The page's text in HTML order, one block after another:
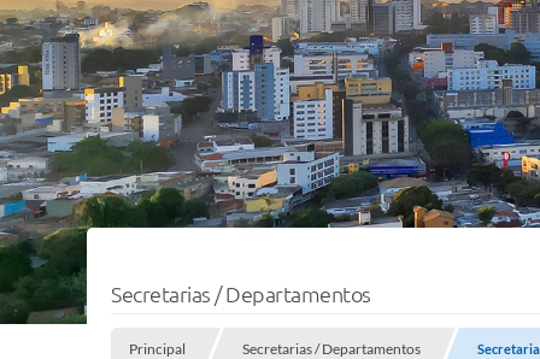
Secretarias / Departamentos
Principal Secretarias / Departamentos